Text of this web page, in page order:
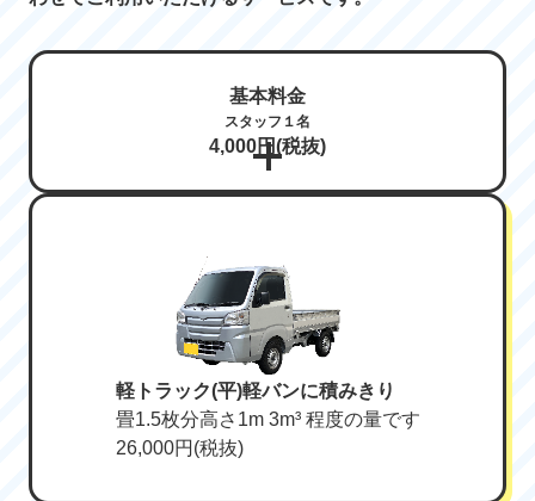
基本料金
スタッフ１名
4,000円(税抜)
軽トラック(平)軽バンに積みきり
畳1.5枚分高さ1m 3m³ 程度の量です
26,000円(税抜)